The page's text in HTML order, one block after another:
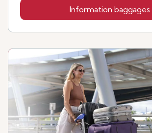
Information baggages